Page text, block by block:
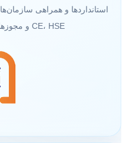
CE، HSE و مجوزهای مرتبط فعالیت می‌کند.